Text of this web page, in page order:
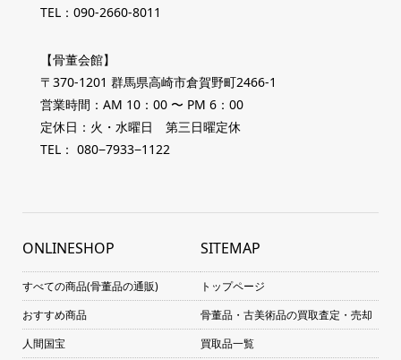
TEL：090-2660-8011
【骨董会館】
〒370-1201 群馬県高崎市倉賀野町2466-1
営業時間：AM 10：00 〜 PM 6：00
定休日：火・水曜日 第三日曜定休
TEL： 080−7933−1122
ONLINESHOP
すべての商品(骨董品の通販)
おすすめ商品
人間国宝
SITEMAP
トップページ
骨董品・古美術品の買取査定・売却
買取品一覧